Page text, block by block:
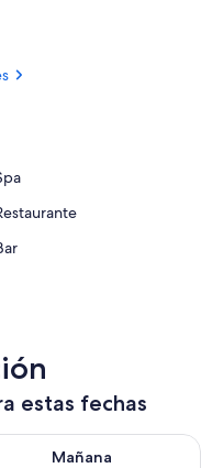
estas fechas
9 - ago 10
Mañana
la disponibilidad